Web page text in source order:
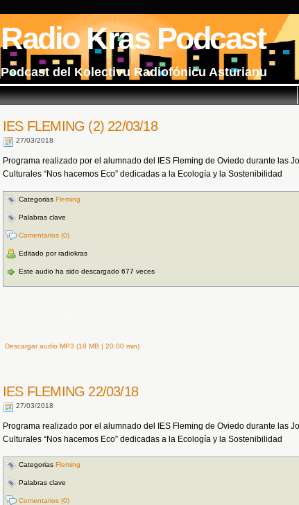
Radio Kras Podcast
Podcast del Kolectivu Radiofónicu Asturianu
IES FLEMING (2) 22/03/18
27/03/2018
Programa realizado por el alumnado del IES Fleming de Oviedo durante las
Culturales “Nos hacemos Eco” dedicadas a la Ecología y la Sostenibilidad
Categorias Fleming
Palabras clave
Comentarios (0)
Editado por radiokras
Este audio ha sido descargado 677 veces
Descargar audio MP3 (18 MB | 20:00 min)
IES FLEMING 22/03/18
27/03/2018
Programa realizado por el alumnado del IES Fleming de Oviedo durante las
Culturales “Nos hacemos Eco” dedicadas a la Ecología y la Sostenibilidad
Categorias Fleming
Palabras clave
Comentarios (0)